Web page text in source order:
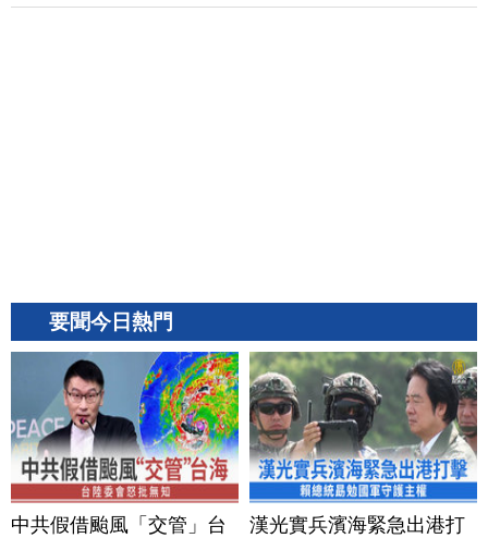
要聞今日熱門
中共假借颱風「交管」台 漢光實兵濱海緊急出港打